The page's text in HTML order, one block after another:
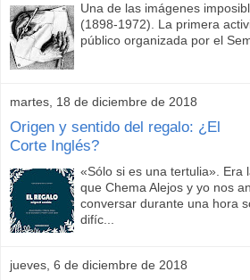
Una de las imágenes
(1898-1972). La primera
público organizada por el
martes, 18 de diciembre de 2018
Origen y sentido del regalo: ¿El
Corte Inglés?
«Sólo si es una tertulia». Era
que Chema Alejos y yo nos
conversar durante una hora
difíc...
jueves, 6 de diciembre de 2018